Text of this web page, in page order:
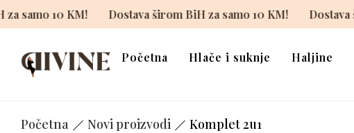
širom BiH za samo 10 KM! Dostava širom BiH za samo 10 KM!
Početna Hlače i suknje Haljine
Početna Novi proizvodi Komplet 2u1